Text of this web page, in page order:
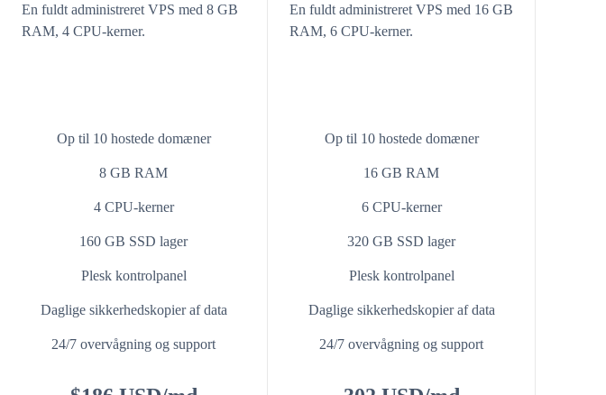
En fuldt administreret VPS med 8 GB
RAM, 4 CPU-kerner.
Op til 10 hostede domæner
8 GB RAM
4 CPU-kerner
160 GB SSD lager
Plesk kontrolpanel
Daglige sikkerhedskopier af data
24/7 overvågning og support
En fuldt administreret VPS med 16 GB
RAM, 6 CPU-kerner.
Op til 10 hostede domæner
16 GB RAM
6 CPU-kerner
320 GB SSD lager
Plesk kontrolpanel
Daglige sikkerhedskopier af data
24/7 overvågning og support